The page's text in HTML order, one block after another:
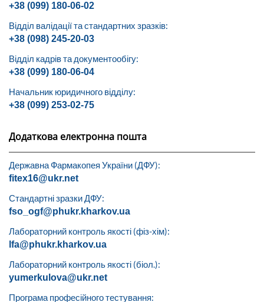
+38 (099) 180-06-02
Відділ валідації та стандартних зразків:
+38 (098) 245-20-03
Відділ кадрів та документообігу:
+38 (099) 180-06-04
Начальник юридичного відділу:
+38 (099) 253-02-75
Додаткова електронна пошта
Державна Фармакопея України (ДФУ):
fitex16@ukr.net
Стандартні зразки ДФУ:
fso_ogf@phukr.kharkov.ua
Лабораторний контроль якості (фіз-хім):
lfa@phukr.kharkov.ua
Лабораторний контроль якості (біол.):
yumerkulova@ukr.net
Програма професійного тестування: